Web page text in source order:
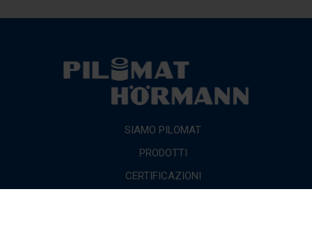
SIAMO PILOMAT
PRODOTTI
CERTIFICAZIONI